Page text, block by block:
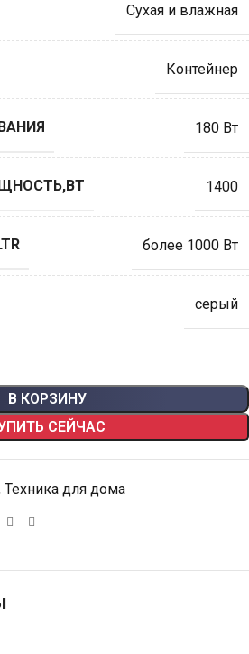
Сухая и влажная
Контейнер
180 Вт
1400
более 1000 Вт
серый
В КОРЗИНУ
СЕЙЧАС
Техника для дома